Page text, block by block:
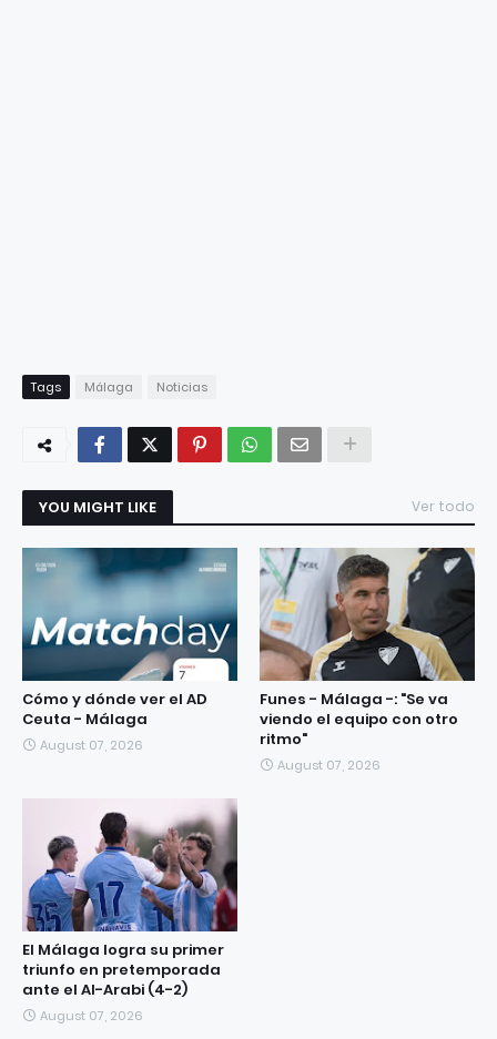
Tags Málaga Noticias
YOU MIGHT LIKE Ver todo
Cómo y dónde ver el AD
Ceuta - Málaga
August 07, 2026
Funes - Málaga -: "Se va
viendo el equipo con otro
ritmo"
August 07, 2026
El Málaga logra su primer
triunfo en pretemporada
ante el Al-Arabi (4-2)
August 07, 2026